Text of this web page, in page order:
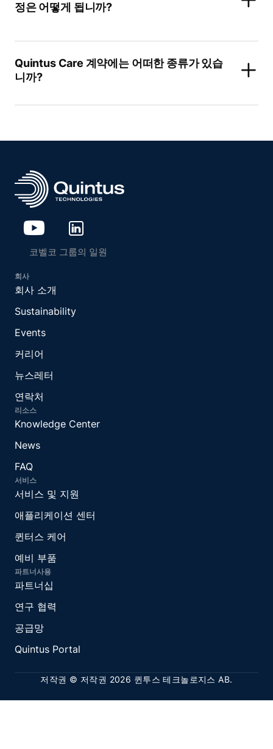
정은 어떻게 됩니까?
Quintus Care 계약에는 어떠한 종류가 있습
니까?
코벨코 그룹의 일원
회사
회사 소개
Sustainability
Events
커리어
뉴스레터
연락처
리소스
Knowledge Center
News
FAQ
서비스
서비스 및 지원
애플리케이션 센터
퀸터스 케어
예비 부품
파트너사용
파트너십
연구 협력
공급망
Quintus Portal
저작권 © 저작권 2026 퀸투스 테크놀로지스 AB.